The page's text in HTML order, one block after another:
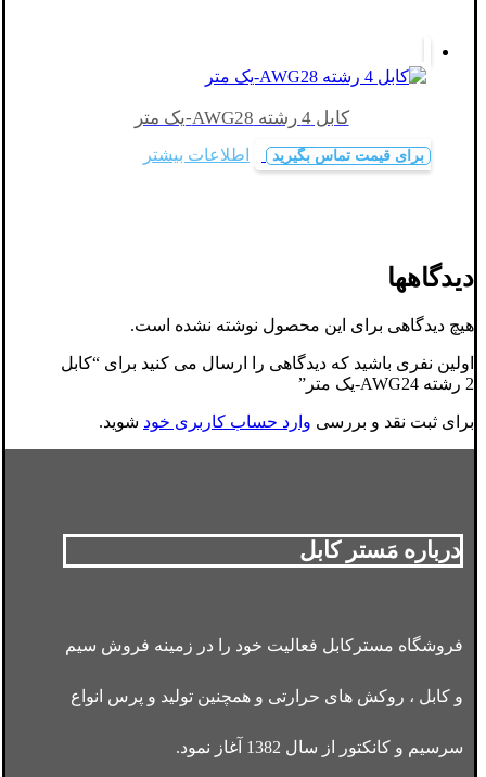
کابل 4 رشته AWG28-یک متر
برای قیمت تماس بگیرید اطلاعات بیشتر
دیدگاهها
هیچ دیدگاهی برای این محصول نوشته نشده است.
اولین نفری باشید که دیدگاهی را ارسال می کنید برای “کابل
2 رشته AWG24-یک متر”
برای ثبت نقد و بررسی وارد حساب کاربری خود شوید.
درباره مَستر کابل
فروشگاه مسترکابل فعالیت خود را در زمینه فروش سیم
و کابل ، روکش های حرارتی و همچنین تولید و پرس انواع
سرسیم و کانکتور از سال 1382 آغاز نمود.